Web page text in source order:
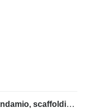
Plettac Distribution Schele, skele, andamio, scaffolding, pastoliai, tellingud